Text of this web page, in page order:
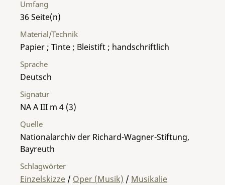
Umfang
36
Material/Technik
Papier ; Tinte ; Bleistift ; handschriftlich
Sprache
Deutsch
Signatur
NA A III m 4 (3)
Quelle
Nationalarchiv der Richard-Wagner-Stiftung,
Bayreuth
Schlagwörter
Einzelskizze / Oper (Musik) / Musikalie